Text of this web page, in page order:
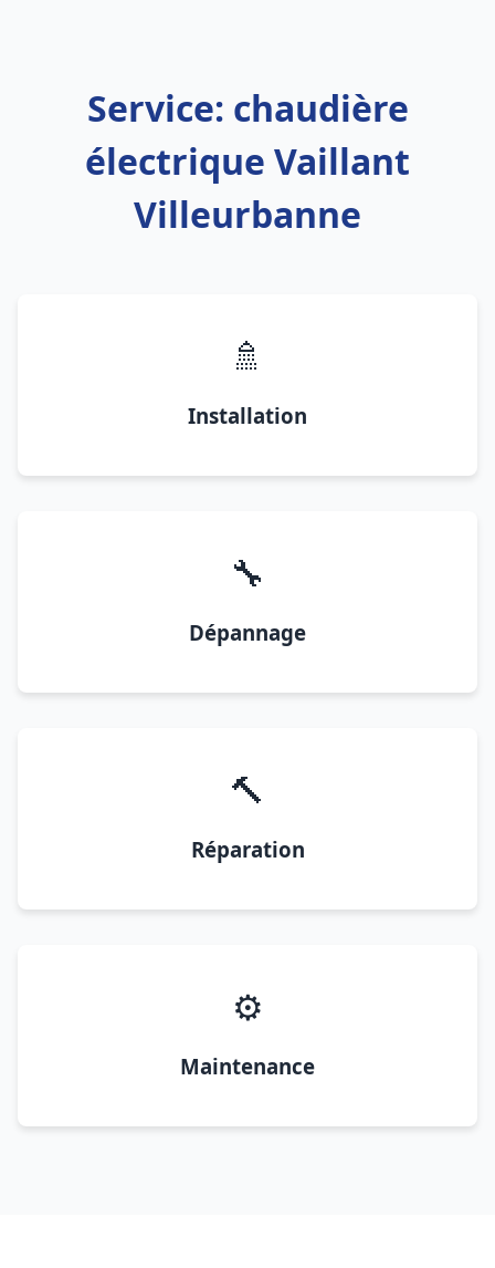
Service: chaudière
électrique Vaillant
Villeurbanne
🚿
Installation
🔧
Dépannage
🔨
Réparation
⚙️
Maintenance